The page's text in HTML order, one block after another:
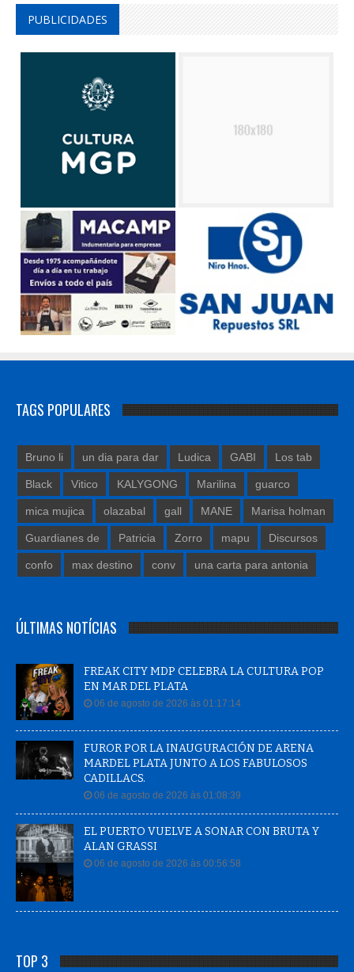
PUBLICIDADES
TAGS POPULARES
Bruno li un dia para dar Ludica GABI Los tab
Black Vitico KALYGONG Marilina guarco
mica mujica olazabal gall MANE Marisa holman
Guardianes de Patricia Zorro mapu Discursos
confo max destino conv una carta para antonia
ÚLTIMAS NOTÍCIAS
FREAK CITY MDP CELEBRA LA CULTURA POP
EN MAR DEL PLATA
06 de agosto de 2026 às 01:17:14
FUROR POR LA INAUGURACIÓN DE ARENA
MARDEL PLATA JUNTO A LOS FABULOSOS
CADILLACS.
06 de agosto de 2026 às 01:08:39
EL PUERTO VUELVE A SONAR CON BRUTA Y
ALAN GRASSI
06 de agosto de 2026 às 00:56:58
TOP 3